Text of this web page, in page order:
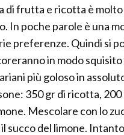
di frutta e ricotta è
poche parole è una
preferenze. Quindi si
in modo
più goloso in
350 gr di ricotta, 200
Mescolare con lo
succo del limone.